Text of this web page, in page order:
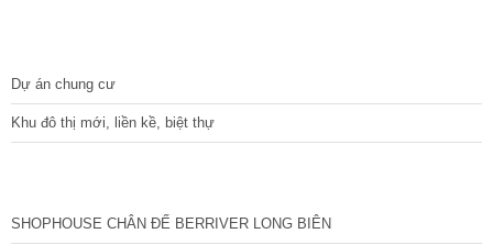
Dự án chung cư
Khu đô thị mới, liền kề, biệt thự
SHOPHOUSE CHÂN ĐẾ BERRIVER LONG BIÊN